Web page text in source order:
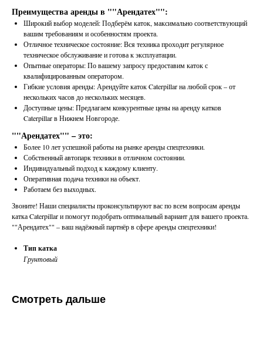
Преимущества аренды в ""Арендатех"":
Широкий выбор моделей: Подберём каток, максимально соответствующий
вашим требованиям и особенностям проекта.
Отличное техническое состояние: Вся техника проходит регулярное
техническое обслуживание и готова к эксплуатации.
Опытные операторы: По вашему запросу предоставим каток с
квалифицированным оператором.
Гибкие условия аренды: Арендуйте каток Caterpillar на любой срок – от
нескольких часов до нескольких месяцев.
Доступные цены: Предлагаем конкурентные цены на аренду катков
Caterpillar в Нижнем Новгороде.
""Арендатех"" – это:
Более 10 лет успешной работы на рынке аренды спецтехники.
Собственный автопарк техники в отличном состоянии.
Индивидуальный подход к каждому клиенту.
Оперативная подача техники на объект.
Работаем без выходных.
Звоните! Наши специалисты проконсультируют вас по всем вопросам аренды
катка Caterpillar и помогут подобрать оптимальный вариант для вашего проекта.
""Арендатех"" – ваш надёжный партнёр в сфере аренды спецтехники!
Тип катка
Грунтовый
Смотреть дальше